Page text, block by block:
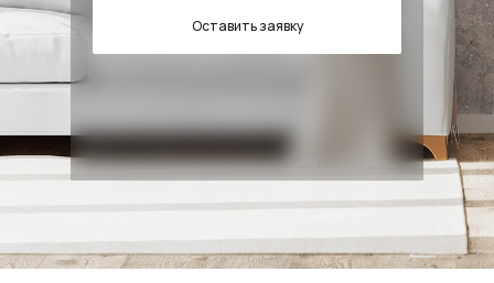
Оставить заявку